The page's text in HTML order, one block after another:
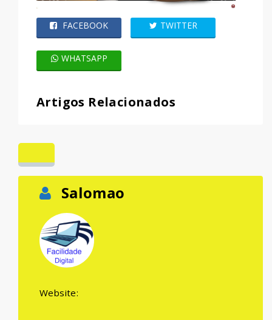
FACEBOOK TWITTER
WHATSAPP
Artigos Relacionados
Salomao
Website: